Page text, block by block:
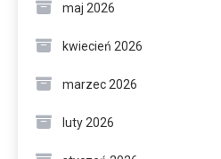
maj 2026
kwiecień 2026
marzec 2026
luty 2026